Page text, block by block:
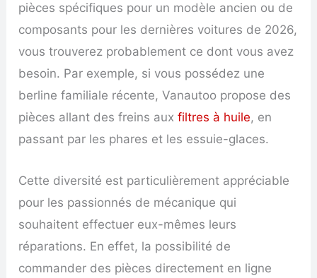
pièces spécifiques pour un modèle ancien ou de
composants pour les dernières voitures de 2026,
vous trouverez probablement ce dont vous avez
besoin. Par exemple, si vous possédez une
berline familiale récente, Vanautoo propose des
pièces allant des freins auxfiltres à huile, en
passant par les phares et les essuie-glaces.
Cette diversité est particulièrement appréciable
pour les passionnés de mécanique qui
souhaitent effectuer eux-mêmes leurs
réparations. En effet, la possibilité de
commander des pièces directement en ligne